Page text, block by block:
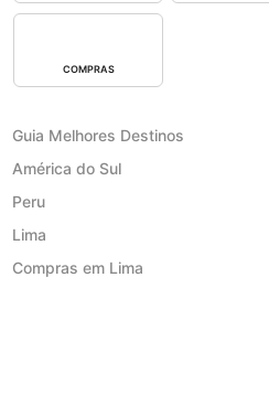
COMPRAS
Guia Melhores Destinos
América do Sul
Peru
Lima
Compras em Lima